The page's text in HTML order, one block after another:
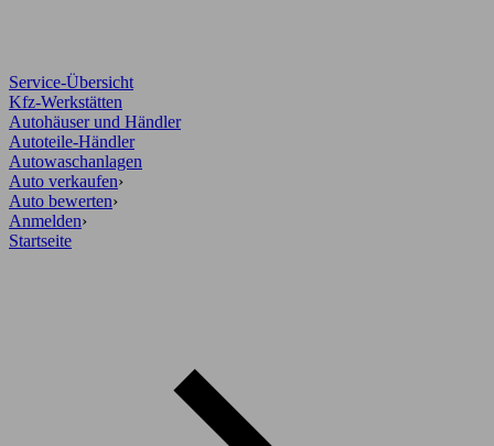
Service-Übersicht
Kfz-Werkstätten
Autohäuser und Händler
Autoteile-Händler
Autowaschanlagen
Auto verkaufen›
Auto bewerten›
Anmelden›
Startseite